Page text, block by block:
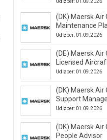
Udløber: 01.09.2026
(DK) Maersk Air
Maintenance
Udløber: 01.09.2026
(DE) Maersk Air
Licensed
Udløber: 01.09.2026
(DK) Maersk Air
Support
Udløber: 01.09.2026
(DK) Maersk Air
People Advisor